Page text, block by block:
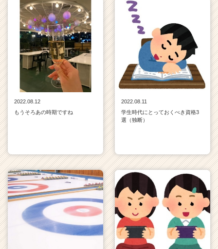
2022.08.12
もうそろあの時期ですね
2022.08.11
学生時代にとっておくべき資格3
選（独断）